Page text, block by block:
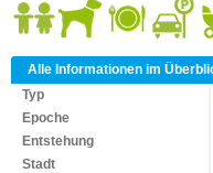
Alle Informationen im
Typ
Epoche
Entstehung
Stadt